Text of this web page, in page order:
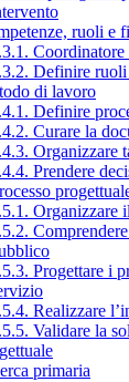
ruoli e
Definire ruoli
di lavoro
Definire
Curare la
Organizzare
Prendere
Organizzare
Progettare i
Realizzare
Validare la
primaria